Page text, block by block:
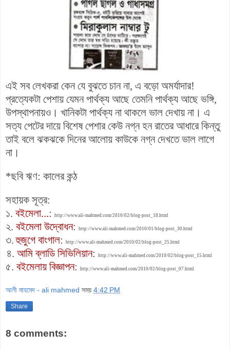
এই সব লেখকরা কেন যে বুঝতে চান না, এ বড়ো অমর্যাদার!
প্রত্যেকটা পেশায় যেমন পার্থক্য আছে তেমনি পার্থক্য আছে ভঙ্গি,
উপস্থাপনায়ও। খানিকটা পার্থক্য না থাকলে ভাল দেখায় না। এ
সত্য পেটের দায়ে বিশেষ পেশার কেউ নগ্ন হন রাতের আধারে কিন্তু
তাই বলে ঝকঝকে দিনের আলোয় কাউকে নগ্ন দেখতে ভাল লাগে
না।
*ছবি ঋণ: কালের কন্ঠ
সহায়ক সূত্র:
১. বইমেলা...: http://www.ali-mahmed.com/2010/02/blog-post_18.html
২. বইমেলা উদ্বোধন: http://www.ali-mahmed.com/2010/01/blog-post_30.html
৩. হুজুগে বাংগাল: http://www.ali-mahmed.com/2010/02/blog-post_25.html
৪. আমি ব্লাডি সিভিলিয়ান: http://www.ali-mahmed.com/2010/02/blog-post_15.html
৫. বইমেলায় বিজ্ঞাপন: http://www.ali-mahmed.com/2010/02/blog-post_07.html
আলী মাহমেদ - ali mahmed সময় 4:42 PM
Share
8 comments: